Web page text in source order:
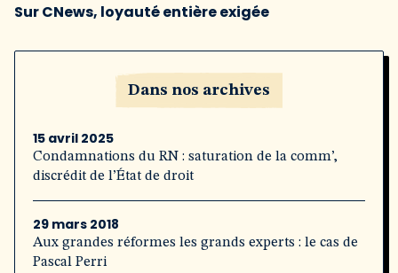
Sur CNews, loyauté entière exigée
Dans nos archives
15 avril 2025
Condamnations du RN : saturation de la comm’,
discrédit de l’État de droit
29 mars 2018
Aux grandes réformes les grands experts : le cas de
Pascal Perri